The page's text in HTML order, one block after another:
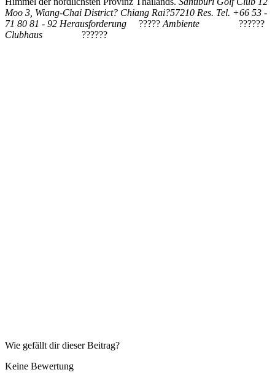
Moo 3, Wiang-Chai District? Chiang Rai?57210 Res. Tel. +66 53 -
71 80 81 - 92 Herausforderung ????? Ambiente ??????
Clubhaus
??????
Wie gefällt dir dieser Beitrag?
Keine Bewertung